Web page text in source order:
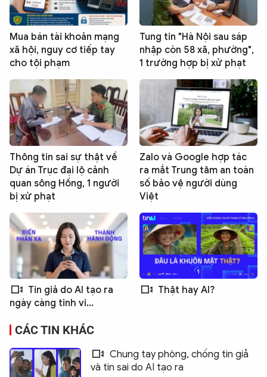
Mua bán tài khoản mạng
xã hội, nguy cơ tiếp tay
cho tội phạm
Tung tin "Hà Nội sau sáp
nhập còn 58 xã, phường",
1 trường hợp bị xử phạt
Thông tin sai sự thật về
Dự án Trục đại lộ cảnh
quan sông Hồng, 1 người
bị xử phạt
Zalo và Google hợp tác
ra mắt Trung tâm an toàn
số bảo vệ người dùng
Việt
Tin giả do AI tạo ra
ngày càng tinh vi...
Thật hay AI?
CÁC TIN KHÁC
Chung tay phòng, chống tin giả
và tin sai do AI tạo ra